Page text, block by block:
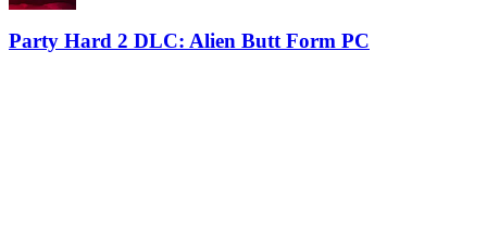
Party Hard 2 DLC: Alien Butt Form PC